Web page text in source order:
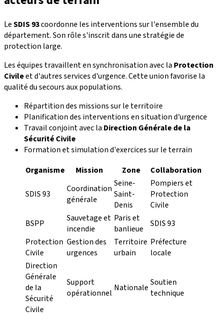
LeSDIS 93coordonne les interventions sur l'ensemble du
département. Son rôle s'inscrit dans une stratégie de
protection large.
Les équipes travaillent en synchronisation avec la Protection
Civileet d'autres services d'urgence. Cette union favorise la
qualité du secours aux populations.
Répartition des missions sur le territoire
Planification des interventions en situation d'urgence
Travail conjoint avec la Direction Générale de la
Sécurité Civile
Formation et simulation d'exercices sur le terrain
Organisme
Mission Zone Collaboration
SDIS 93
Coordination
générale
Seine-
Saint-
Denis
Pompiers et
Protection
Civile
BSPP
Sauvetage et
incendie
Paris et
banlieue
SDIS 93
Protection
Civile
Gestion des
urgences
Territoire
urbain
Préfecture
locale
Direction
Générale
de la
Sécurité
Civile
Support
opérationnel Nationale Soutien
technique